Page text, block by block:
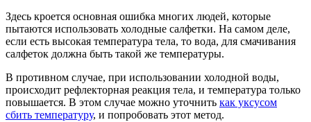
Здесь кроется основная ошибка многих людей, которые
пытаются использовать холодные салфетки. На самом деле,
если есть высокая температура тела, то вода, для смачивания
салфеток должна быть такой же температуры.
В противном случае, при использовании холодной воды,
происходит рефлекторная реакция тела, и температура только
повышается. В этом случае можно уточнить как уксусом
сбить температуру, и попробовать этот метод.